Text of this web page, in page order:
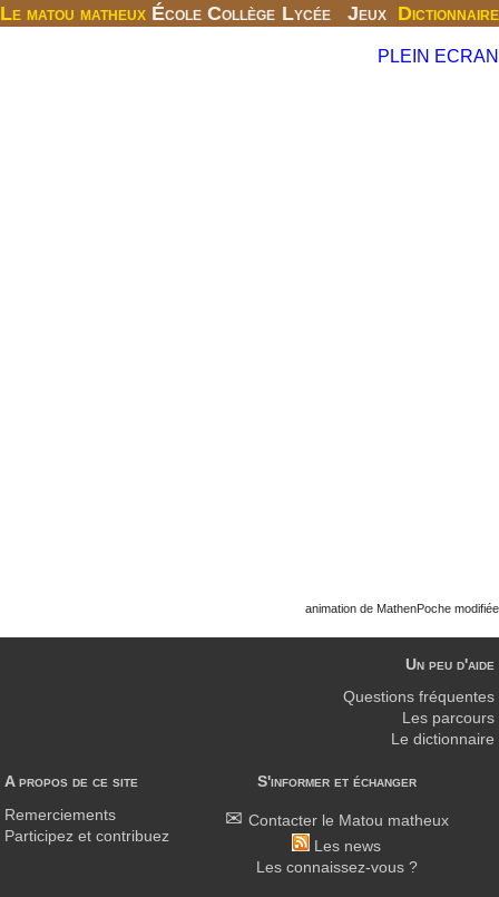
Le matou matheux École Collège Lycée Jeux Dictionnaire
PLEIN ECRAN
animation de MathenPoche modifiée
A propos de ce site
Remerciements
Participez et contribuez
S'informer et échanger
Contacter le Matou matheux
Les news
Les connaissez-vous ?
Un peu d'aide
Questions fréquentes
Les parcours
Le dictionnaire